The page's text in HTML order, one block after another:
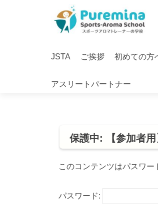
Menu
JSTA ご挨拶 初めての方
アスリートパートナー
保護中: 【参加者
このコンテンツはパスワー
パスワード: